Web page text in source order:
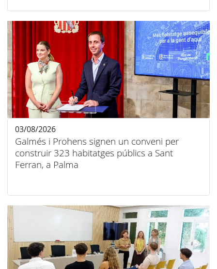
Galmés i Prohens signen un conveni per
construir 323 habitatges públics a Sant
Ferran, a Palma
03/08/2026